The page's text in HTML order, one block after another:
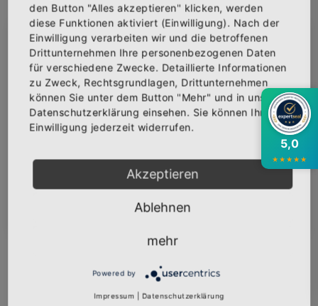
IN DEN WARENKORB
AUF DIE WUNSCHLISTE
BESCHREIBUNG INFOS BEWERTUNGEN
Über den Artikel
100% Baumwolle, ringgesponnenes Jersey
Abonniere jetzt unseren Newsletter
Bekomme die aktuellsten News über neue
Produkte und zudem einen 10% Gutschein für
deine nächste Bestellung.
Abonnieren
5,0
★★★★★
den Button "Alles akzeptieren" klicken, werden
diese Funktionen aktiviert (Einwilligung). Nach der
Einwilligung verarbeiten wir und die betroffenen
Drittunternehmen Ihre personenbezogenen Daten
für verschiedene Zwecke. Detaillierte Informationen
zu Zweck, Rechtsgrundlagen, Drittunternehmen
können Sie unter dem Button "Mehr" und in unserer
Datenschutzerklärung einsehen. Sie können Ihre
Einwilligung jederzeit widerrufen.
Akzeptieren
Ablehnen
mehr
Powered by
Impressum Datenschutzerklärung